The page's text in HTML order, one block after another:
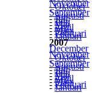
November
-Oktober
-
September
-Augusti
-Juli
-Juni
- Maj
- April
-Mars
-Februari
- Januari
2007
-
December
-
November
-Oktober
-
September
-Augusti
-Juli
-Juni
- Maj
- April
-Mars
-Februari
- Januari